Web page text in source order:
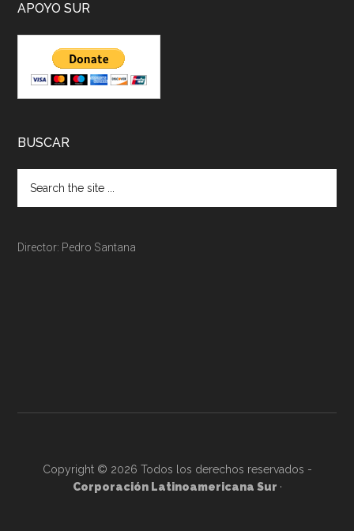
APOYO SUR
BUSCAR
Director: Pedro Santana
Copyright © 2026 Todos los derechos reservados -
Corporación Latinoamericana Sur ·